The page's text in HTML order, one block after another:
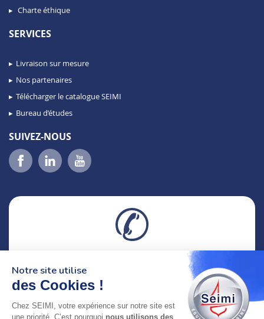
Charte éthique
SERVICES
Livraison sur mesure
Nos partenaires
Télécharger le catalogue SEIMI
Bureau d’études
SUIVEZ-NOUS
8h-12h30 & 13h30-18h
adresse : 75 Rue Amiral Troude,
Notre site utilise
des Cookies !
Chez SEIMI, votre expérience sur notre site est
une priorité. C’est pourquoi nous utilisons des